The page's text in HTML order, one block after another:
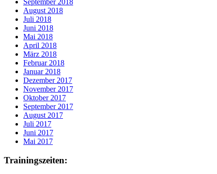
September 2018
August 2018
Juli 2018
Juni 2018
Mai 2018
April 2018
März 2018
Februar 2018
Januar 2018
Dezember 2017
November 2017
Oktober 2017
September 2017
August 2017
Juli 2017
Juni 2017
Mai 2017
Trainingszeiten: